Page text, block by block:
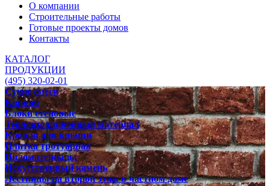
О компании
Строительные работы
Готовые проекты домов
Контакты
КАТАЛОГ
ПРОДУКЦИИ
(495) 320-02-01
Сухие смеси
Кирпич
Блоки стеновые
Теплоизоляционный материал
Кровля для крыши
Плитка тротуарная
Пиломатериалы
Искусственный камень
Лестницы на второй этаж в частном доме